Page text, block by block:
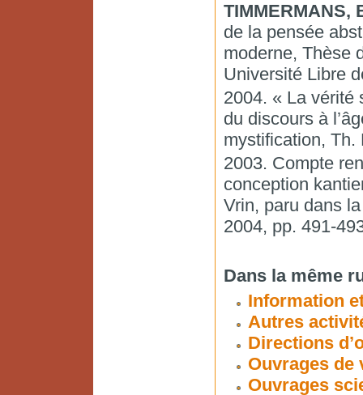
TIMMERMANS,
de la pensée
moderne, Thèse
Université Libre
2004. « La vérité
du discours à
mystification, Th.
2003. Compte
conception
Vrin, paru dans
2004, pp. 491-
Dans la même
Information
Autres
Directions
Ouvrages de
Ouvrages